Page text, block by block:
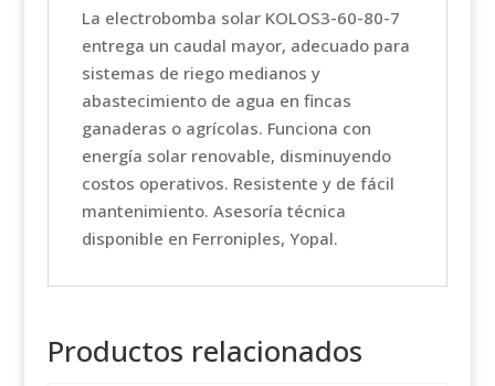
La electrobomba solar KOLOS3-60-80-7
entrega un caudal mayor, adecuado para
sistemas de riego medianos y
abastecimiento de agua en fincas
ganaderas o agrícolas. Funciona con
energía solar renovable, disminuyendo
costos operativos. Resistente y de fácil
mantenimiento. Asesoría técnica
disponible en Ferroniples, Yopal.
Productos relacionados